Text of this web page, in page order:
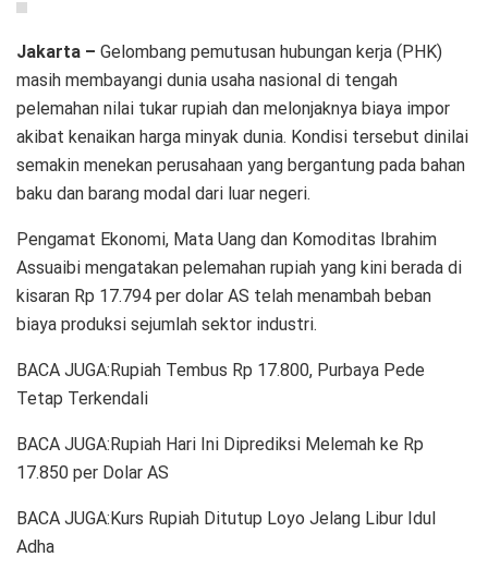
Jakarta – Gelombang pemutusan hubungan kerja (PHK)
masih membayangi dunia usaha nasional di tengah
pelemahan nilai tukar rupiah dan melonjaknya biaya impor
akibat kenaikan harga minyak dunia. Kondisi tersebut dinilai
semakin menekan perusahaan yang bergantung pada bahan
baku dan barang modal dari luar negeri.
Pengamat Ekonomi, Mata Uang dan Komoditas Ibrahim
Assuaibi mengatakan pelemahan rupiah yang kini berada di
kisaran Rp 17.794 per dolar AS telah menambah beban
biaya produksi sejumlah sektor industri.
BACA JUGA:Rupiah Tembus Rp 17.800, Purbaya Pede
Tetap Terkendali
BACA JUGA:Rupiah Hari Ini Diprediksi Melemah ke Rp
17.850 per Dolar AS
BACA JUGA:Kurs Rupiah Ditutup Loyo Jelang Libur Idul
Adha